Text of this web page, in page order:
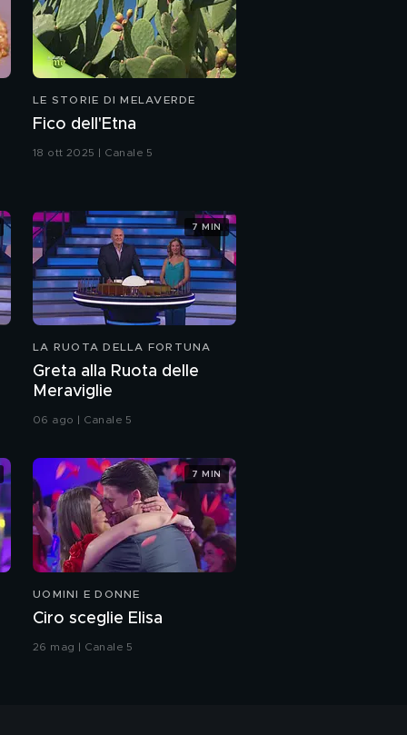
LE STORIE DI MELAVERDE
Fico dell'Etna
18 ott 2025 | Canale 5
LA RUOTA DELLA FORTUNA
Greta alla Ruota delle
Meraviglie
06 ago | Canale 5
7 MIN
UOMINI E DONNE
Ciro sceglie Elisa
26 mag | Canale 5
7 MIN